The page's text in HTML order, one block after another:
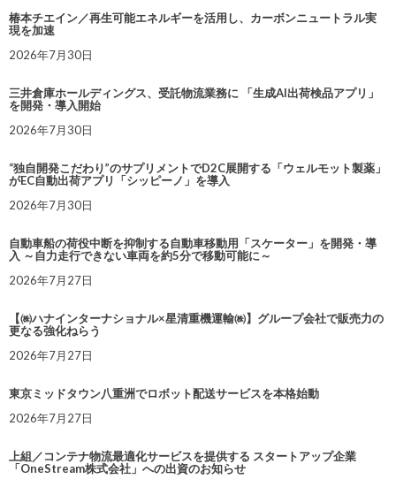
椿本チエイン／再生可能エネルギーを活用し、カーボンニュートラル実
現を加速
2026年7月30日
三井倉庫ホールディングス、受託物流業務に 「生成AI出荷検品アプリ」
を開発・導入開始
2026年7月30日
“独自開発こだわり”のサプリメントでD2C展開する「ウェルモット製薬」
がEC自動出荷アプリ「シッピーノ」を導入
2026年7月30日
自動車船の荷役中断を抑制する自動車移動用「スケーター」を開発・導
入 ～自力走行できない車両を約5分で移動可能に～
2026年7月27日
【㈱ハナインターナショナル×星清重機運輸㈱】グループ会社で販売力の
更なる強化ねらう
2026年7月27日
東京ミッドタウン八重洲でロボット配送サービスを本格始動
2026年7月27日
上組／コンテナ物流最適化サービスを提供する スタートアップ企業
「OneStream株式会社」への出資のお知らせ